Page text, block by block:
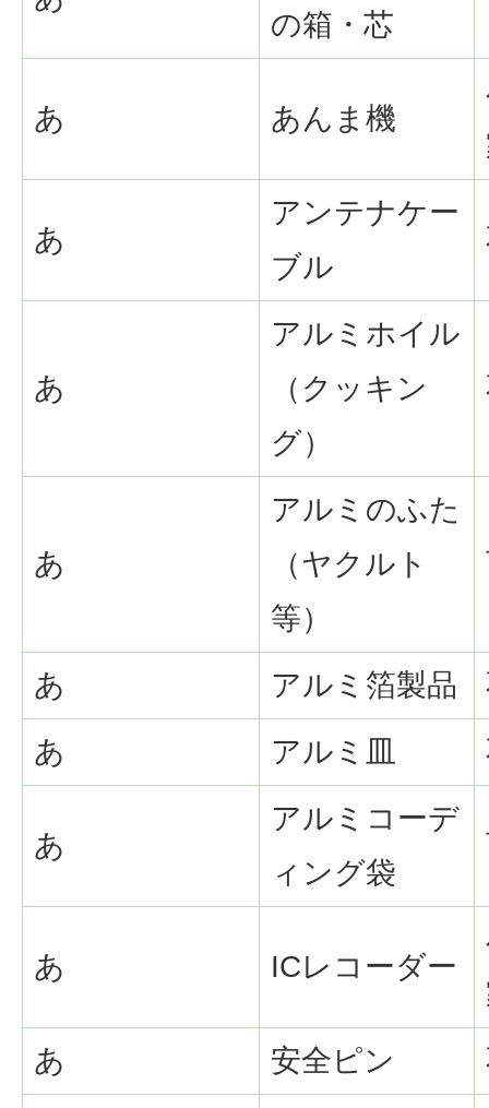
の箱・芯
あ あんま機
あ
アンテナケー
ブル
あ
アルミホイル
（クッキン
グ）
あ
アルミのふた
（ヤクルト
等）
あ アルミ箔製品
あ
アルミ皿
あ
アルミコーデ
ィング袋
あ ICレコーダー
あ
安全ピン